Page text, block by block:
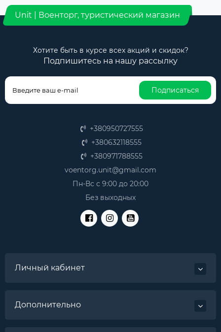
Unit | Военторг, туристический магазин
Хотите быть в курсе всех акций и скидок?
Подпишитесь на нашу рассылку
Подписаться
+380950727555
+380632118555
+380971788555
voentorg.unit@gmail.com
Пн-Вс с 9:00 до 20:00
Без выходных
Личный кабинет
Дополнительно